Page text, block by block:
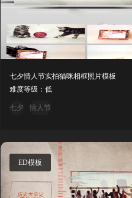
七夕情人节实拍猫咪相框照片模板
难度等级：低
七夕 情人节
ED模板